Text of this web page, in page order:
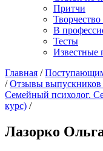
Притчи
Творчество
В
Тесты
Известные
Главная /
/Отзывы выпускников
Семейный психолог.
курс) /
Лазорко